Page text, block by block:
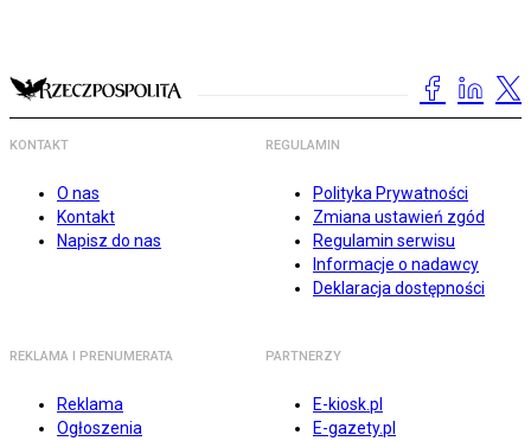
KONTAKT
O nas
Kontakt
Napisz do nas
REGULAMIN
Polityka Prywatności
Zmiana ustawień zgód
Regulamin serwisu
Informacje o nadawcy
Deklaracja dostępności
REKLAMA I PRENUMERATA
Reklama
Ogłoszenia
PARTNERZY
E-kiosk.pl
E-gazety.pl